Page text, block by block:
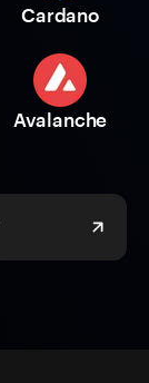
Cardano
Avalanche